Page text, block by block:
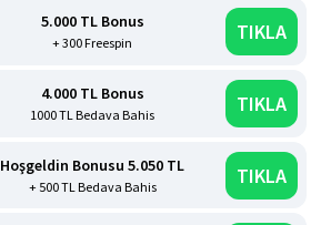
5.000 TL Bonus
+ 300 Freespin TIKLA
4.000 TL Bonus
1000 TL Bedava Bahis TIKLA
Hoşgeldin Bonusu 5.050 TL
+ 500 TL Bedava Bahis TIKLA